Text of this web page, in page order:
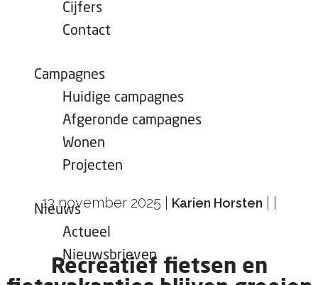
Cijfers
Contact
Campagnes
Huidige campagnes
Afgeronde campagnes
Wonen
Projecten
Nieuws
Actueel
Nieuwsbrieven
13 november 2025 Karien Horsten
Recreatief fietsen en